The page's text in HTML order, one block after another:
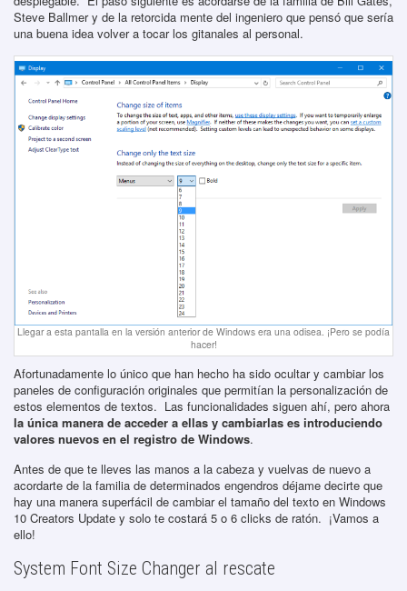
Steve Ballmer y de la retorcida mente del ingeniero que pensó que sería
una buena idea volver a tocar los gitanales al personal.
Llegar a esta pantalla en la versión anterior de Windows era una odisea. ¡Pero se podía
hacer!
Afortunadamente lo único que han hecho ha sido ocultar y cambiar los
paneles de configuración originales que permitían la personalización de
estos elementos de textos. Las funcionalidades siguen ahí, pero ahora
la única manera de acceder a ellas y cambiarlas es introduciendo
valores nuevos en el registro de Windows.
Antes de que te lleves las manos a la cabeza y vuelvas de nuevo a
acordarte de la familia de determinados engendros déjame decirte que
hay una manera superfácil de cambiar el tamaño del texto en Windows
10 Creators Update y solo te costará 5 o 6 clicks de ratón. ¡Vamos a
ello!
System Font Size Changer al rescate